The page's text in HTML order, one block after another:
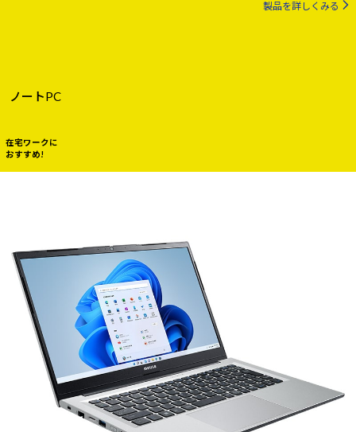
製品を詳しくみる
ノートPC
在宅ワークに
おすすめ!